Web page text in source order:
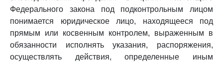
Федерального закона под подконтрольным лицом
понимается юридическое лицо, находящееся под
прямым или косвенным контролем, выраженным в
обязанности исполнять указания, распоряжения,
осуществлять действия, определенные иным